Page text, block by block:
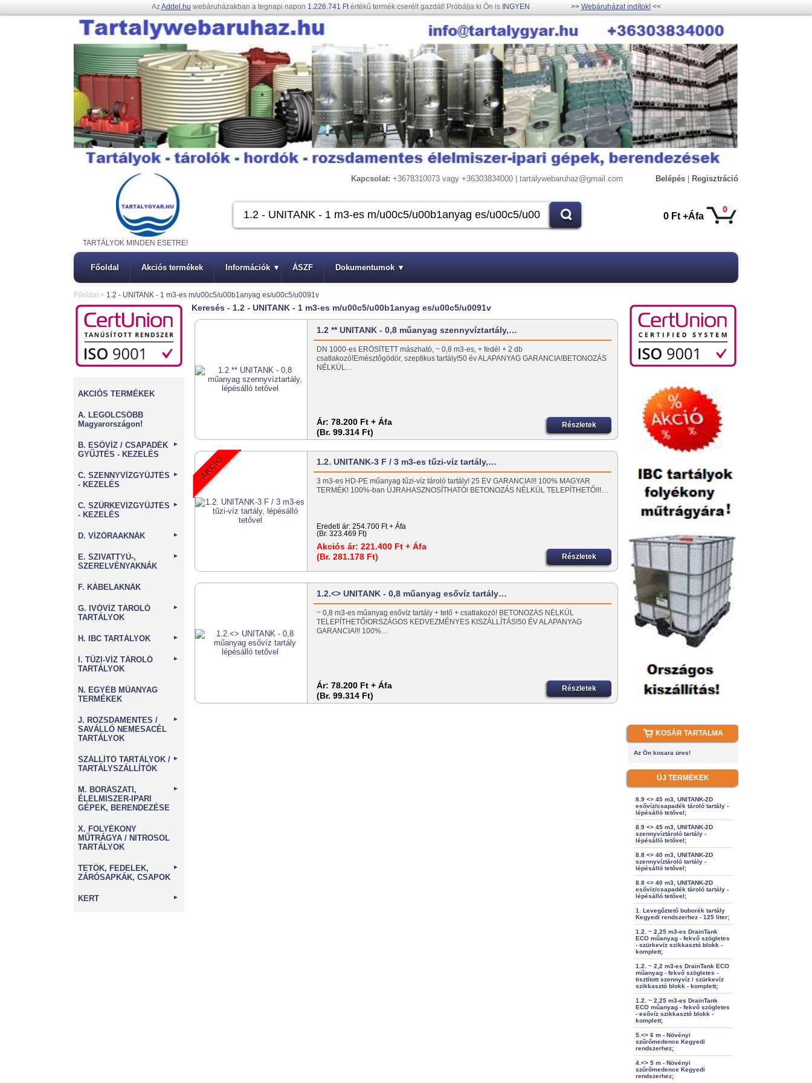
AzAddel.hu webáruházakban a tegnapi napon 1.226.741 Ftértékű termék cserélt gazdát! Próbálja ki Ön is INGYEN >> Webáruházat indítok!<<
Kapcsolat: +3678310073 vagy +36303834000 | tartalywebaruhaz@gmail.com Belépés Regisztráció
0
0 Ft +Áfa
TARTÁLYOK MINDEN ESETRE!
Főoldal Akciós termékek Információk ▾ ÁSZF Dokumentumok ▾
Főoldal > 1.2 - UNITANK - 1 m3-es m/u00c5/u00b1anyag es/u00c5/u0091v
AKCIÓS TERMÉKEK
A. LEGOLCSÓBB
Magyarországon!
B. ESŐVÍZ / CSAPADÉK
GYŰJTÉS - KEZELÉS
►
C. SZENNYVÍZGYŰJTÉS
- KEZELÉS
►
C. SZÜRKEVÍZGYŰJTÉS
- KEZELÉS
►
D. VÍZÓRAAKNÁK ►
E. SZIVATTYÚ-,
SZERELVÉNYAKNÁK
►
F. KÁBELAKNÁK
G. IVÓVÍZ TÁROLÓ
TARTÁLYOK
►
H. IBC TARTÁLYOK ►
I. TŰZI-VÍZ TÁROLÓ
TARTÁLYOK
►
N. EGYÉB MŰANYAG
TERMÉKEK
J. ROZSDAMENTES /
SAVÁLLÓ NEMESACÉL
TARTÁLYOK
►
SZÁLLÍTÓ TARTÁLYOK /
TARTÁLYSZÁLLÍTÓK
►
M. BORÁSZATI,
ÉLELMISZER-IPARI
GÉPEK, BERENDEZÉSE
►
X. FOLYÉKONY
MŰTRÁGYA / NITROSOL
TARTÁLYOK
TETŐK, FEDELEK,
ZÁRÓSAPKÁK, CSAPOK
►
KERT ►
Keresés - 1.2 - UNITANK - 1 m3-es m/u00c5/u00b1anyag es/u00c5/u0091v
1.2 ** UNITANK - 0,8 műanyag szennyvíztartály,…
DN 1000-es ERŐSÍTETT mászható, ~ 0,8 m3-es, + fedél + 2 db
csatlakozó!Emésztőgödör, szeptikus tartály!50 év ALAPANYAG GARANCIA!BETONOZÁS
NÉLKÜL…
Ár: 78.200 Ft + Áfa
(Br. 99.314 Ft)
Részletek
1.2. UNITANK-3 F / 3 m3-es tűzi-víz tartály,…
3 m3-es HD-PE műanyag tűzi-víz tároló tartály! 25 ÉV GARANCIA!!! 100% MAGYAR
TERMÉK! 100%-ban ÚJRAHASZNOSÍTHATÓ! BETONOZÁS NÉLKÜL TELEPÍTHETŐ!!!…
Eredeti ár: 254.700 Ft + Áfa
(Br. 323.469 Ft)
Akciós ár: 221.400 Ft + Áfa
(Br. 281.178 Ft)
Részletek
1.2.<> UNITANK - 0,8 műanyag esővíz tartály…
~ 0,8 m3-es műanyag esővíz tartály + tető + csatlakozó! BETONOZÁS NÉLKÜL
TELEPÍTHETŐ!ORSZÁGOS KEDVEZMÉNYES KISZÁLLÍTÁS!50 ÉV ALAPANYAG
GARANCIA!!! 100%…
Ár: 78.200 Ft + Áfa
(Br. 99.314 Ft)
Részletek
KOSÁR TARTALMA
Az Ön kosara üres!
ÚJ TERMÉKEK
8.9 <> 45 m3, UNITANK-2D
esővíz/csapadék tároló tartály -
lépésálló tetővel;
8.9 <> 45 m3, UNITANK-2D
szennyvíztároló tartály -
lépésálló tetővel;
8.8 <> 40 m3, UNITANK-2D
szennyvíztároló tartály -
lépésálló tetővel;
8.8 <> 40 m3, UNITANK-2D
esővíz/csapadék tároló tartály -
lépésálló tetővel;
1. Levegőztető buborék tartály
Kegyedi rendszerhez - 125 liter;
1.2. ~ 2,25 m3-es DrainTank
ECO műanyag - fekvő szögletes
- szürkevíz szikkasztó blokk -
komplett;
1.2. ~ 2,2 m3-es DrainTank ECO
műanyag - fekvő szögletes -
tisztított szennyvíz / szürkevíz
szikkasztó blokk - komplett;
1.2. ~ 2,25 m3-es DrainTank
ECO műanyag - fekvő szögletes
- esővíz szikkasztó blokk -
komplett;
5.<> 6 m - Növényi
szűrőmedence Kegyedi
rendszerhez;
4.<> 5 m - Növényi
szűrőmedence Kegyedi
rendszerhez;